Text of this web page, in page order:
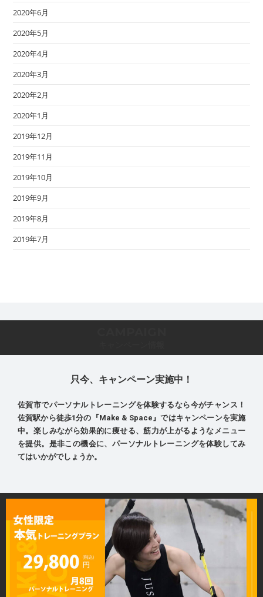
2020年6月
2020年5月
2020年4月
2020年3月
2020年2月
2020年1月
2019年12月
2019年11月
2019年10月
2019年9月
2019年8月
2019年7月
只今、キャンペーン実施中！
佐賀市でパーソナルトレーニングを体験するなら今がチャンス！
佐賀駅から徒歩1分の『Make & Space』ではキャンペーンを実施
中。楽しみながら効果的に痩せる、筋力が上がるようなメニュー
を提供。是非この機会に、パーソナルトレーニングを体験してみ
てはいかがでしょうか。